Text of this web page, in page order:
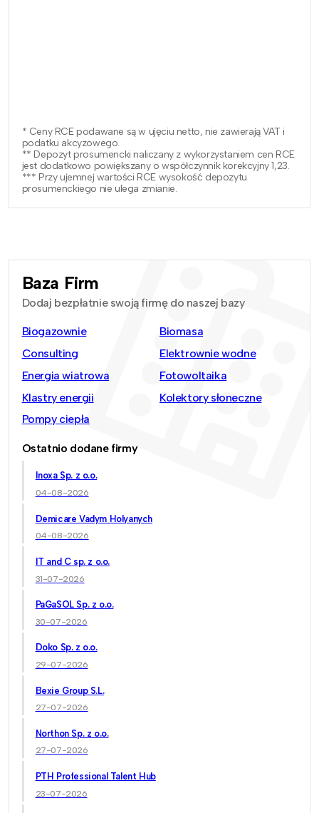
* Ceny RCE podawane są w ujęciu netto, nie zawierają VAT i
podatku akcyzowego.
** Depozyt prosumencki naliczany z wykorzystaniem cen RCE
jest dodatkowo powiększany o współczynnik korekcyjny 1,23.
*** Przy ujemnej wartości RCE wysokość depozytu
prosumenckiego nie ulega zmianie.
Baza Firm
Dodaj bezpłatnie swoją firmę do naszej bazy
Biogazownie
Biomasa
Consulting
Elektrownie wodne
Energia wiatrowa
Fotowoltaika
Klastry energii
Kolektory słoneczne
Pompy ciepła
Ostatnio dodane firmy
Inoxa Sp. z o.o.
04-08-2026
Demicare Vadym Holyanych
04-08-2026
IT and C sp. z o.o.
31-07-2026
PaGaSOL Sp. z o.o.
30-07-2026
Doko Sp. z o.o.
29-07-2026
Bexie Group S.L.
27-07-2026
Northon Sp. z o.o.
27-07-2026
PTH Professional Talent Hub
23-07-2026